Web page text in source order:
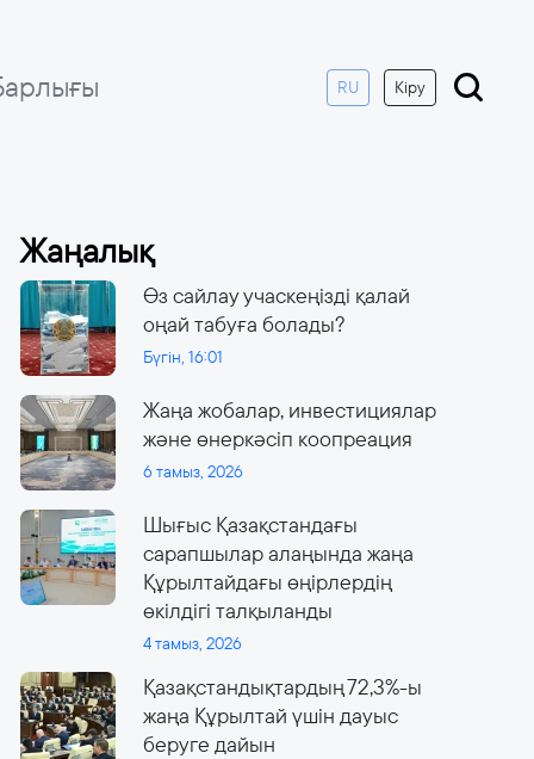
RU Кіру
Жаңалық
Өз сайлау учаскеңізді қалай
оңай табуға болады?
Бүгін, 16:01
Жаңа жобалар, инвестициялар
және өнеркәсіп коопреация
6 тамыз, 2026
Шығыс Қазақстандағы
сарапшылар алаңында жаңа
Құрылтайдағы өңірлердің
өкілдігі талқыланды
4 тамыз, 2026
Қазақстандықтардың 72,3%-ы
жаңа Құрылтай үшін дауыс
беруге дайын